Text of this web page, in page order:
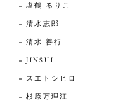
塩鶴 るりこ
清水志郎
清水 善行
JINSUI
スエトシヒロ
杉原万理江